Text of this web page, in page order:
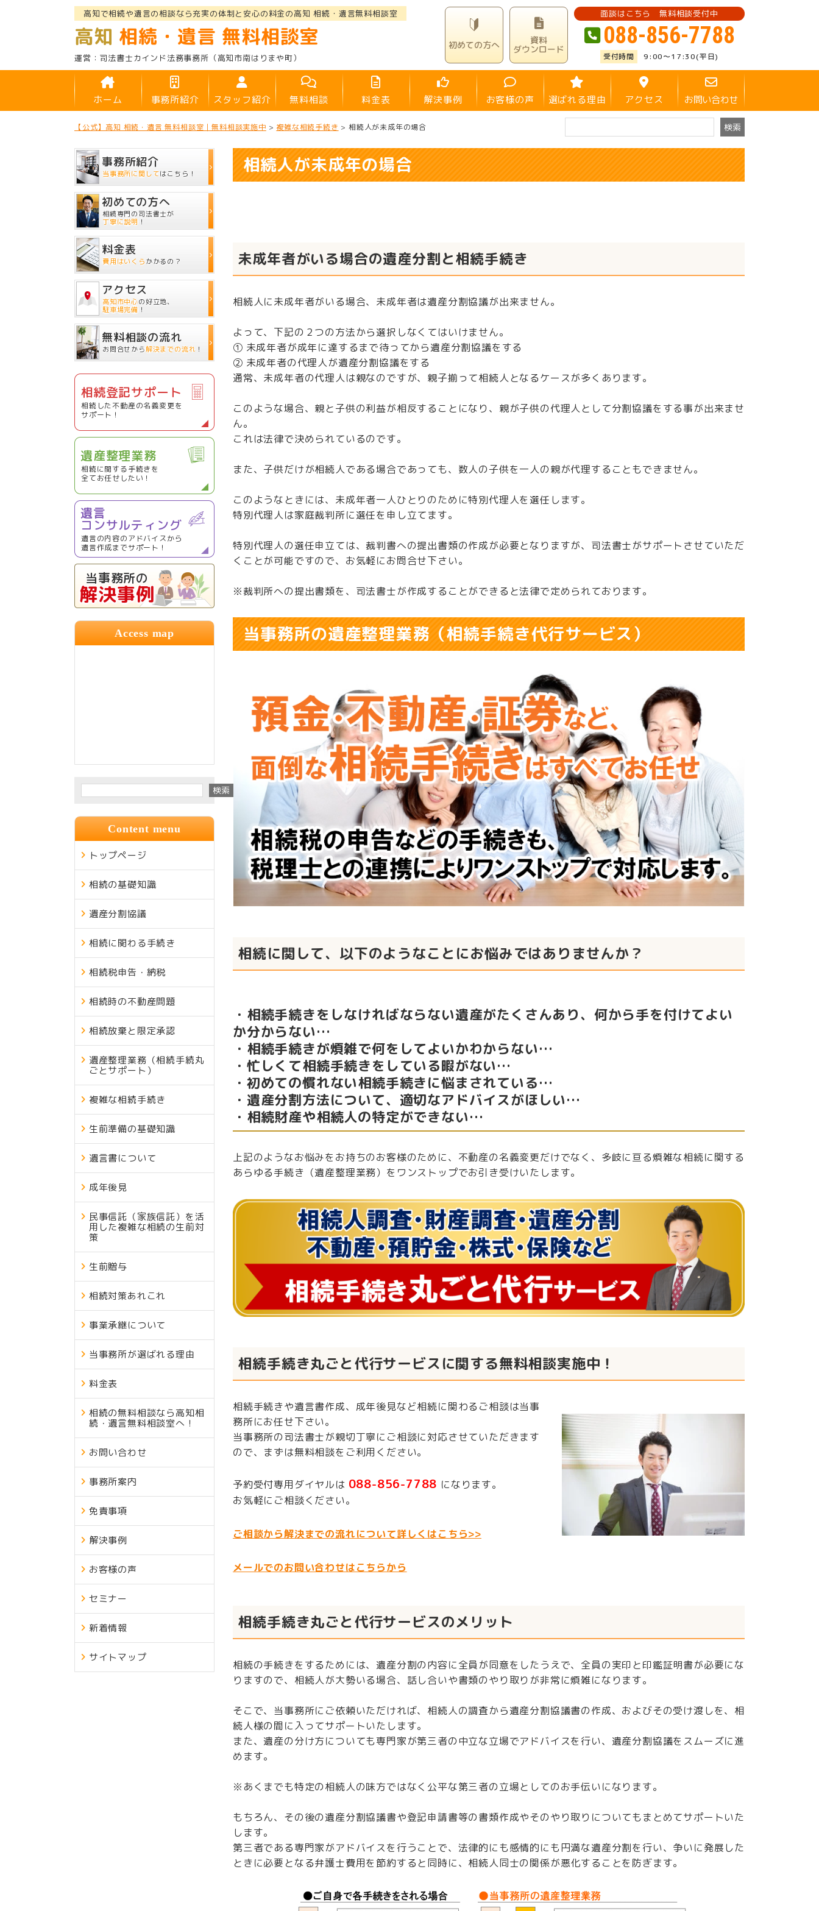
高知で相続や遺言の相談なら充実の体制と安心の料金の高知 相続・遺言無料相談室
高知 相続・遺言 無料相談室
司法書士カインド法務事務所 （高知市南はりまや町）
初めての方へ 資料
ダウンロード
面談はこちら 無料相談受付中
088-856-7788
9:00～17:30(平日)
ホーム 事務所紹介 スタッフ紹介 無料相談 料金表 解決事例 お客様の声 選ばれる理由 アクセス お問い合わせ
【公式】高知 相続・遺言 無料相談室｜無料相談実施中 >複雑な相続手続き >相続人が未成年の場合
相続人が未成年の場合
未成年者がいる場合の遺産分割と相続手続き
相続人に未成年者がいる場合、未成年者は遺産分割協議が出来ません。
よって、下記の２つの方法から選択しなくてはいけません。
① 未成年者が成年に達するまで待ってから遺産分割協議をする
② 未成年者の代理人が遺産分割協議をする
通常、未成年者の代理人は親なのですが、親子揃って相続人となるケースが多くあります。
このような場合、親と子供の利益が相反することになり、親が子供の代理人として分割協議をする事が出来ませ
ん。
これは法律で決められているのです。
また、子供だけが相続人である場合であっても、数人の子供を一人の親が代理することもできません。
このようなときには、未成年者一人ひとりのために特別代理人を選任します。
特別代理人は家庭裁判所に選任を申し立てます。
特別代理人の選任申立ては、裁判書への提出書類の作成が必要となりますが、司法書士がサポートさせていただ
くことが可能ですので、お気軽にお問合せ下さい。
※裁判所への提出書類を、司法書士が作成することができると法律で定められております。
当事務所の遺産整理業務（相続手続き代行サービス）
相続に関して、以下のようなことにお悩みではありませんか？
・相続手続きをしなければならない遺産がたくさんあり、何から手を付けてよい
か分からない…
・相続手続きが煩雑で何をしてよいかわからない…
・忙しくて相続手続きをしている暇がない…
・初めての慣れない相続手続きに悩まされている…
・遺産分割方法について、適切なアドバイスがほしい…
・相続財産や相続人の特定ができない…
上記のようなお悩みをお持ちのお客様のために、不動産の名義変更だけでなく、多岐に亘る煩雑な相続に関する
あらゆる手続き（遺産整理業務）をワンストップでお引き受けいたします。
相続手続き丸ごと代行サービスに関する無料相談実施中！
相続手続きや遺言書作成、成年後見など相続に関わるご相談は当事
務所にお任せ下さい。
当事務所の司法書士が親切丁寧にご相談に対応させていただきます
ので、まずは無料相談をご利用ください。
予約受付専用ダイヤルは 088-856-7788 になります。
お気軽にご相談ください。
ご相談から解決までの流れについて詳しくはこちら>>
メールでのお問い合わせはこちらから
相続手続き丸ごと代行サービスのメリット
相続の手続きをするためには、遺産分割の内容に全員が同意をしたうえで、全員の実印と印鑑証明書が必要にな
りますので、相続人が大勢いる場合、話し合いや書類のやり取りが非常に煩雑になります。
そこで、当事務所にご依頼いただければ、相続人の調査から遺産分割協議書の作成、およびその受け渡しを、相
続人様の間に入ってサポートいたします。
また、遺産の分け方についても専門家が第三者の中立な立場でアドバイスを行い、遺産分割協議をスムーズに進
めます。
※あくまでも特定の相続人の味方ではなく公平な第三者の立場としてのお手伝いになります。
もちろん、その後の遺産分割協議書や登記申請書等の書類作成やそのやり取りについてもまとめてサポートいた
します。
第三者である専門家がアドバイスを行うことで、法律的にも感情的にも円満な遺産分割を行い、争いに発展した
ときに必要となる弁護士費用を節約すると同時に、相続人同士の関係が悪化することを防ぎます。
事務所紹介
当事務所に関してはこちら！
初めての方へ
相続専門の司法書士が
丁寧に説明 ！
料金表
費用はいくらかかるの？
アクセス
高知市中心の好立地、
駐車場完備 ！
無料相談の流れ
お問合せから解決までの流れ ！
相続登記サポート
相続した不動産の名義変更を
サポート！
遺産整理業務
相続に関する手続きを
全てお任せしたい！
遺言
コンサルティング
遺言の内容のアドバイスから
遺言作成までサポート！
当事務所の
解決事例
Access map
検索
Content menu
トップページ
相続の基礎知識
遺産分割協議
相続に関わる手続き
相続税申告・納税
相続時の不動産問題
相続放棄と限定承認
遺産整理業務（相続手続丸
ごとサポート）
複雑な相続手続き
生前準備の基礎知識
遺言書について
成年後見
民事信託（家族信託）を活
用した複雑な相続の生前対
策
生前贈与
相続対策あれこれ
事業承継について
当事務所が選ばれる理由
料金表
相続の無料相談なら高知相
続・遺言無料相談室へ！
お問い合わせ
事務所案内
免責事項
解決事例
お客様の声
セミナー
新着情報
サイトマップ